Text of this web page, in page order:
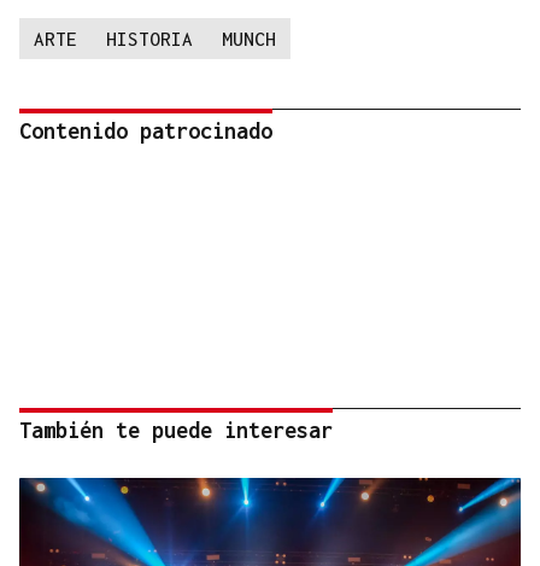
ARTE HISTORIA MUNCH
Contenido patrocinado
También te puede interesar